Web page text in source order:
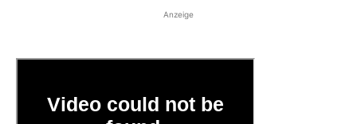
Anzeige